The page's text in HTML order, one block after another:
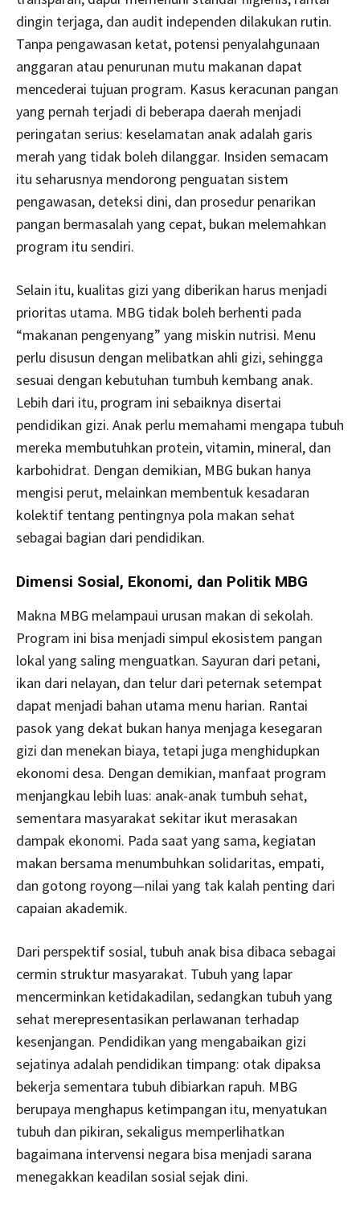
dingin terjaga, dan audit independen dilakukan rutin.
Tanpa pengawasan ketat, potensi penyalahgunaan
anggaran atau penurunan mutu makanan dapat
mencederai tujuan program. Kasus keracunan pangan
yang pernah terjadi di beberapa daerah menjadi
peringatan serius: keselamatan anak adalah garis
merah yang tidak boleh dilanggar. Insiden semacam
itu seharusnya mendorong penguatan sistem
pengawasan, deteksi dini, dan prosedur penarikan
pangan bermasalah yang cepat, bukan melemahkan
program itu sendiri.
Selain itu, kualitas gizi yang diberikan harus menjadi
prioritas utama. MBG tidak boleh berhenti pada
“makanan pengenyang” yang miskin nutrisi. Menu
perlu disusun dengan melibatkan ahli gizi, sehingga
sesuai dengan kebutuhan tumbuh kembang anak.
Lebih dari itu, program ini sebaiknya disertai
pendidikan gizi. Anak perlu memahami mengapa tubuh
mereka membutuhkan protein, vitamin, mineral, dan
karbohidrat. Dengan demikian, MBG bukan hanya
mengisi perut, melainkan membentuk kesadaran
kolektif tentang pentingnya pola makan sehat
sebagai bagian dari pendidikan.
Dimensi Sosial, Ekonomi, dan Politik MBG
Makna MBG melampaui urusan makan di sekolah.
Program ini bisa menjadi simpul ekosistem pangan
lokal yang saling menguatkan. Sayuran dari petani,
ikan dari nelayan, dan telur dari peternak setempat
dapat menjadi bahan utama menu harian. Rantai
pasok yang dekat bukan hanya menjaga kesegaran
gizi dan menekan biaya, tetapi juga menghidupkan
ekonomi desa. Dengan demikian, manfaat program
menjangkau lebih luas: anak-anak tumbuh sehat,
sementara masyarakat sekitar ikut merasakan
dampak ekonomi. Pada saat yang sama, kegiatan
makan bersama menumbuhkan solidaritas, empati,
dan gotong royong—nilai yang tak kalah penting dari
capaian akademik.
Dari perspektif sosial, tubuh anak bisa dibaca sebagai
cermin struktur masyarakat. Tubuh yang lapar
mencerminkan ketidakadilan, sedangkan tubuh yang
sehat merepresentasikan perlawanan terhadap
kesenjangan. Pendidikan yang mengabaikan gizi
sejatinya adalah pendidikan timpang: otak dipaksa
bekerja sementara tubuh dibiarkan rapuh. MBG
berupaya menghapus ketimpangan itu, menyatukan
tubuh dan pikiran, sekaligus memperlihatkan
bagaimana intervensi negara bisa menjadi sarana
menegakkan keadilan sosial sejak dini.